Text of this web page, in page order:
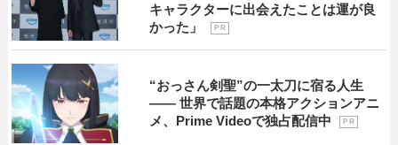
キャラクターに出会えたことは運が良
かった」
P R
“おっさん剣聖”の一太刀に宿る人生
―― 世界で話題の本格アクションアニ
メ、Prime Videoで独占配信中
P R